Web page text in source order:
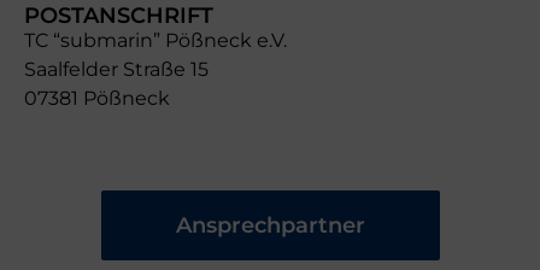
POSTANSCHRIFT
TC “submarin” Pößneck e.V.
Saalfelder Straße 15
07381 Pößneck
Ansprechpartner